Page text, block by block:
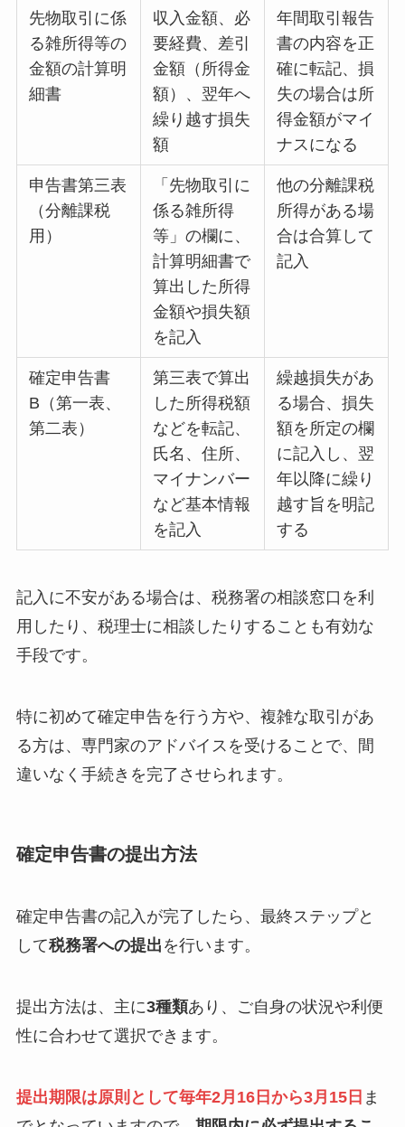
先物取引に係
る雑所得等の
金額の計算明
細書
収入金額、必
要経費、差引
金額（所得金
額）、翌年へ
繰り越す損失
額
年間取引報告
書の内容を正
確に転記、損
失の場合は所
得金額がマイ
ナスになる
申告書第三表
（分離課税
用）
「先物取引に
係る雑所得
等」の欄に、
計算明細書で
算出した所得
金額や損失額
を記入
他の分離課税
所得がある場
合は合算して
記入
確定申告書
B（第一表、
第二表）
第三表で算出
した所得税額
などを転記、
氏名、住所、
マイナンバー
など基本情報
を記入
繰越損失があ
る場合、損失
額を所定の欄
に記入し、翌
年以降に繰り
越す旨を明記
する
記入に不安がある場合は、税務署の相談窓口を利
用したり、税理士に相談したりすることも有効な
手段です。
特に初めて確定申告を行う方や、複雑な取引があ
る方は、専門家のアドバイスを受けることで、間
違いなく手続きを完了させられます。
確定申告書の提出方法
確定申告書の記入が完了したら、最終ステップと
して税務署への提出 を行います。
提出方法は、主に3種類あり、ご自身の状況や利便
性に合わせて選択できます。
提出期限は原則として毎年2月16日から3月15日 ま